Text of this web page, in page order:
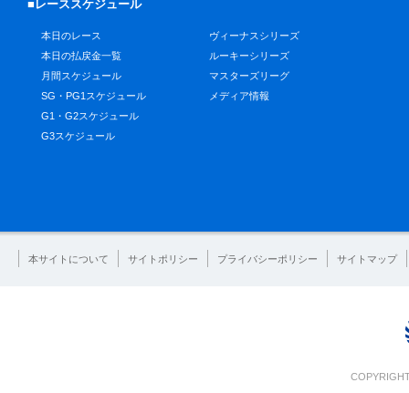
■レーススケジュール
本日のレース
本日の払戻金一覧
月間スケジュール
SG・PG1スケジュール
G1・G2スケジュール
G3スケジュール
ヴィーナスシリーズ
ルーキーシリーズ
マスターズリーグ
メディア情報
本サイトについて サイトポリシー プライバシーポリシー サイトマップ